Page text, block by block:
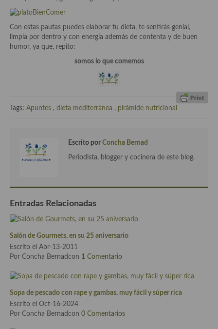
Cocina de Guatemala
Cocina de Nicaragua
Cocina Ecuatoriana
Cocina peruana
Cocina israelí
Cocina Armenia
Cocina Siria
Cocina de Egipto
Cocina Tailandesa
Con estas pautas puedes elaborar tu dieta, te sentirás genial,
limpia por dentro y con energía además de contenta y de buen
humor, ya que, repito:
somos lo que comemos
Tags: Apuntes , dieta mediterránea , pirámide nutricional
Escrito por Concha Bernad
Periodista, blogger y cocinera de este blog.
Entradas Relacionadas
Salón de Gourmets, en su 25 aniversario
Escrito el Abr-13-2011
Por Concha Bernadcon 1 Comentario
Sopa de pescado con rape y gambas, muy fácil y súper rica
Escrito el Oct-16-2024
Por Concha Bernadcon 0 Comentarios